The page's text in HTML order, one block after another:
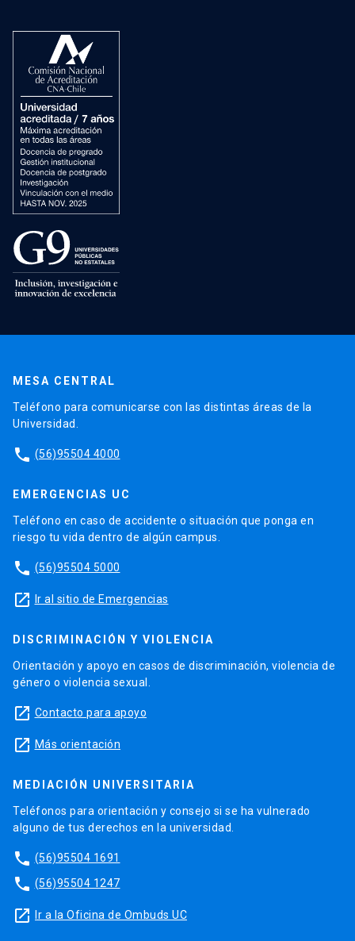
MESA CENTRAL
Teléfono para comunicarse con las distintas áreas de la
Universidad.
phone (56)95504 4000
EMERGENCIAS UC
Teléfono en caso de accidente o situación que ponga en
riesgo tu vida dentro de algún campus.
phone (56)95504 5000
launch Ir al sitio de Emergencias
DISCRIMINACIÓN Y VIOLENCIA
Orientación y apoyo en casos de discriminación, violencia de
género o violencia sexual.
launch Contacto para apoyo
launch Más orientación
MEDIACIÓN UNIVERSITARIA
Teléfonos para orientación y consejo si se ha vulnerado
alguno de tus derechos en la universidad.
phone (56)95504 1691
phone (56)95504 1247
launch Ir a la Oficina de Ombuds UC